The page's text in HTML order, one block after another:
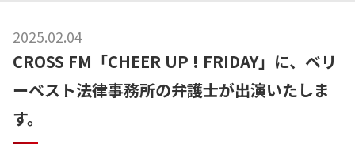
2025.02.04
CROSS FM「CHEER UP ! FRIDAY」に、ベリ
ーベスト法律事務所の弁護士が出演いたしま
す。